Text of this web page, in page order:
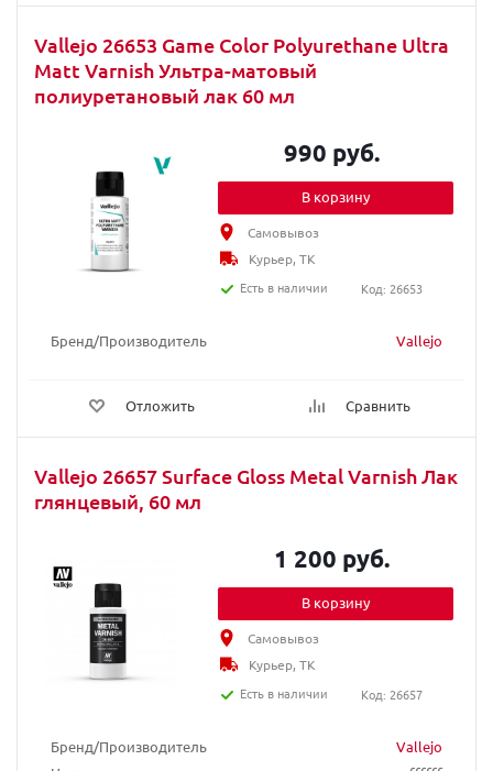
Vallejo 26653 Game Color Polyurethane Ultra
Matt Varnish Ультра-матовый
полиуретановый лак 60 мл
Бренд/Производитель Vallejo
Отложить Сравнить
990 руб.
В корзину
Самовывоз
Курьер, ТК
Есть в наличии
Код: 26653
Vallejo 26657 Surface Gloss Metal Varnish Лак
глянцевый, 60 мл
Бренд/Производитель
Vallejo
1 200 руб.
В корзину
Самовывоз
Курьер, ТК
Есть в наличии
Код: 26657